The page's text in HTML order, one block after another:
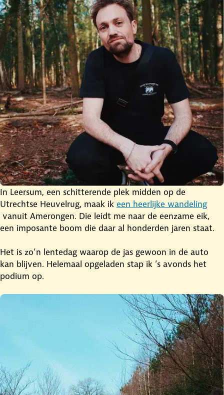
In Leersum, een schitterende plek midden op de
Utrechtse Heuvelrug, maak ik een heerlijke wandeling
vanuit Amerongen. Die leidt me naar de eenzame eik,
een imposante boom die daar al honderden jaren staat.
Het is zo’n lentedag waarop de jas gewoon in de auto
kan blijven. Helemaal opgeladen stap ik ’s avonds het
podium op.